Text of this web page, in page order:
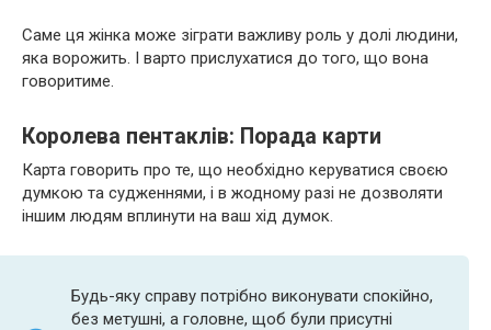
Саме ця жінка може зіграти важливу роль у долі людини,
яка ворожить. І варто прислухатися до того, що вона
говоритиме.
Королева пентаклів: Порада карти
Карта говорить про те, що необхідно керуватися своєю
думкою та судженнями, і в жодному разі не дозволяти
іншим людям вплинути на ваш хід думок.
Будь-яку справу потрібно виконувати спокійно,
без метушні, а головне, щоб були присутні